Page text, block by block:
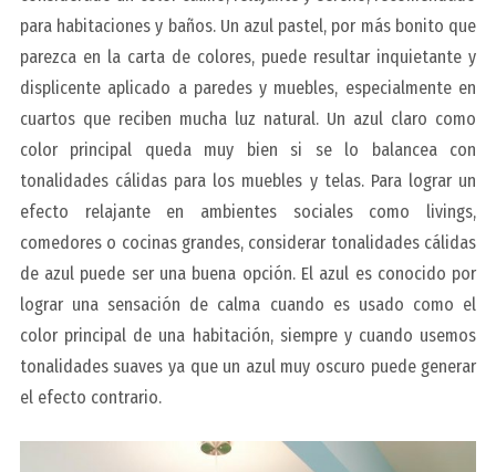
para habitaciones y baños. Un azul pastel, por más bonito que
parezca en la carta de colores, puede resultar inquietante y
displicente aplicado a paredes y muebles, especialmente en
cuartos que reciben mucha luz natural. Un azul claro como
color principal queda muy bien si se lo balancea con
tonalidades cálidas para los muebles y telas. Para lograr un
efecto relajante en ambientes sociales como livings,
comedores o cocinas grandes, considerar tonalidades cálidas
de azul puede ser una buena opción. El azul es conocido por
lograr una sensación de calma cuando es usado como el
color principal de una habitación, siempre y cuando usemos
tonalidades suaves ya que un azul muy oscuro puede generar
el efecto contrario.